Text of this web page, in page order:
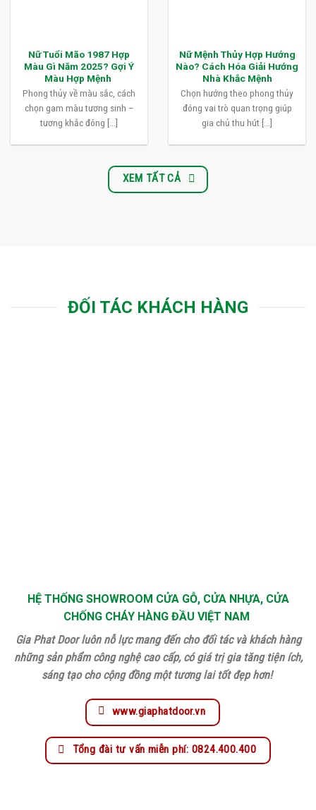
Nữ Tuổi Mão 1987 Hợp
Màu Gì Năm 2025? Gợi Ý
Màu Hợp Mệnh
Phong thủy về màu sắc, cách
chọn gam màu tương sinh –
tương khắc đóng [...]
Nữ Mệnh Thủy Hợp Hướng
Nào? Cách Hóa Giải Hướng
Nhà Khắc Mệnh
Chọn hướng theo phong thủy
đóng vai trò quan trọng giúp
gia chủ thu hút [...]
XEM TẤT CẢ
ĐỐI TÁC KHÁCH HÀNG
HỆ THỐNG SHOWROOM CỬA GỖ, CỬA NHỰA, CỬA
CHỐNG CHÁY HÀNG ĐẦU VIỆT NAM
Gia Phat Door luôn nỗ lực mang đến cho đối tác và khách hàng
những sản phẩm công nghệ cao cấp, có giá trị gia tăng tiện ích,
sáng tạo cho cộng đồng một tương lai tốt đẹp hơn!
www.giaphatdoor.vn
Tổng đài tư vấn miễn phí: 0824.400.400